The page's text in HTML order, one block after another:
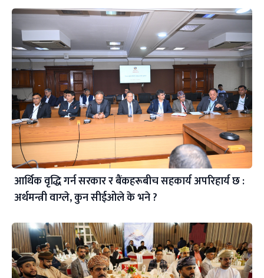
आर्थिक वृद्धि गर्न सरकार र बैंकहरूबीच सहकार्य अपरिहार्य छ :
अर्थमन्त्री वाग्ले, कुन सीईओले के भने ?